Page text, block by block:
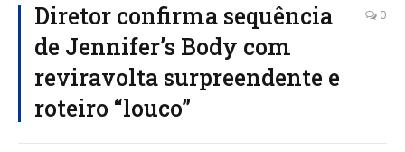
Diretor confirma sequência
de Jennifer’s Body com
reviravolta surpreendente e
roteiro “louco”
0